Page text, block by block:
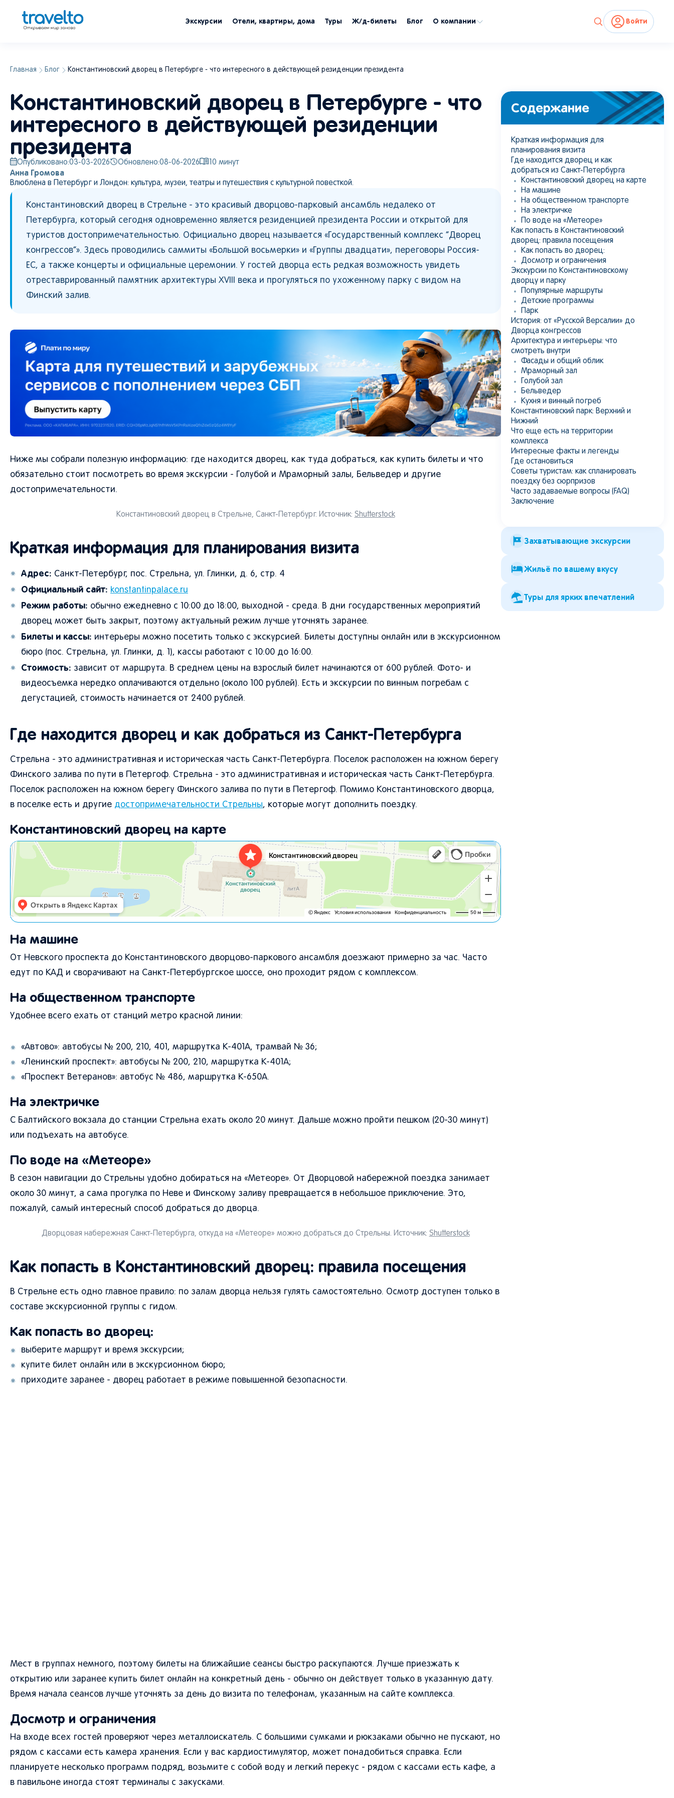
Экскурсии Отели, квартиры, дома Туры Ж/д-билеты Блог О компании Войти
Главная Блог Константиновский дворец в Петербурге - что интересного в действующей резиденции президента
Константиновский дворец в Петербурге - что
интересного в действующей резиденции
президента
Опубликовано:03-03-2026 Обновлено:08-06-2026 10 минут
Анна Громова
Влюблена в Петербург и Лондон: культура, музеи, театры и путешествия с культурной повесткой.
Константиновский дворец в Стрельне - это красивый дворцово-парковый ансамбль недалеко от
Петербурга, который сегодня одновременно является резиденцией президента России и открытой для
туристов достопримечательностью. Официально дворец называется «Государственный комплекс “Дворец
конгрессов”». Здесь проводились саммиты «Большой восьмерки» и «Группы двадцати», переговоры Россия-
ЕС, а также концерты и официальные церемонии. У гостей дворца есть редкая возможность увидеть
отреставрированный памятник архитектуры XVIII века и прогуляться по ухоженному парку с видом на
Финский залив.
Ниже мы собрали полезную информацию: где находится дворец, как туда добраться, как купить билеты и что
обязательно стоит посмотреть во время экскурсии - Голубой и Мраморный залы, Бельведер и другие
достопримечательности.
Константиновский дворец в Стрельне, Санкт-Петербург. Источник: Shutterstock
Краткая информация для планирования визита
Адрес: Санкт-Петербург, пос. Стрельна, ул. Глинки, д. 6, стр. 4
Официальный сайт: konstantinpalace.ru
Режим работы: обычно ежедневно с 10:00 до 18:00, выходной - среда. В дни государственных мероприятий
дворец может быть закрыт, поэтому актуальный режим лучше уточнять заранее.
Билеты и кассы: интерьеры можно посетить только с экскурсией. Билеты доступны онлайн или в экскурсионном
бюро (пос. Стрельна, ул. Глинки, д. 1), кассы работают с 10:00 до 16:00.
Стоимость: зависит от маршрута. В среднем цены на взрослый билет начинаются от 600 рублей. Фото- и
видеосъемка нередко оплачиваются отдельно (около 100 рублей). Есть и экскурсии по винным погребам с
дегустацией, стоимость начинается от 2400 рублей.
Где находится дворец и как добраться из Санкт-Петербурга
Стрельна - это административная и историческая часть Санкт-Петербурга. Поселок расположен на южном берегу
Финского залива по пути в Петергоф. Стрельна - это административная и историческая часть Санкт-Петербурга.
Поселок расположен на южном берегу Финского залива по пути в Петергоф. Помимо Константиновского дворца,
в поселке есть и другие достопримечательности Стрельны, которые могут дополнить поездку.
Константиновский дворец на карте
На машине
От Невского проспекта до Константиновского дворцово-паркового ансамбля доезжают примерно за час. Часто
едут по КАД и сворачивают на Санкт-Петербургское шоссе, оно проходит рядом с комплексом.
На общественном транспорте
Удобнее всего ехать от станций метро красной линии:
«Автово»: автобусы № 200, 210, 401, маршрутка К-401А, трамвай № 36;
«Ленинский проспект»: автобусы № 200, 210, маршрутка К-401А;
«Проспект Ветеранов»: автобус № 486, маршрутка К-650А.
На электричке
С Балтийского вокзала до станции Стрельна ехать около 20 минут. Дальше можно пройти пешком (20-30 минут)
или подъехать на автобусе.
По воде на «Метеоре»
В сезон навигации до Стрельны удобно добираться на «Метеоре». От Дворцовой набережной поездка занимает
около 30 минут, а сама прогулка по Неве и Финскому заливу превращается в небольшое приключение. Это,
пожалуй, самый интересный способ добраться до дворца.
Дворцовая набережная Санкт-Петербурга, откуда на «Метеоре» можно добраться до Стрельны. Источник: Shutterstock
Как попасть в Константиновский дворец: правила посещения
В Стрельне есть одно главное правило: по залам дворца нельзя гулять самостоятельно. Осмотр доступен только в
составе экскурсионной группы с гидом.
Как попасть во дворец:
выберите маршрут и время экскурсии;
купите билет онлайн или в экскурсионном бюро;
приходите заранее - дворец работает в режиме повышенной безопасности.
Мест в группах немного, поэтому билеты на ближайшие сеансы быстро раскупаются. Лучше приезжать к
открытию или заранее купить билет онлайн на конкретный день - обычно он действует только в указанную дату.
Время начала сеансов лучше уточнять за день до визита по телефонам, указанным на сайте комплекса.
Досмотр и ограничения
На входе всех гостей проверяют через металлоискатель. С большими сумками и рюкзаками обычно не пускают, но
рядом с кассами есть камера хранения. Если у вас кардиостимулятор, может понадобиться справка. Если
планируете несколько программ подряд, возьмите с собой воду и легкий перекус - рядом с кассами есть кафе, а
в павильоне иногда стоят терминалы с закусками.
Содержание
Краткая информация для
планирования визита
Где находится дворец и как
добраться из Санкт-Петербурга
Константиновский дворец на карте
На машине
На общественном транспорте
На электричке
По воде на «Метеоре»
Как попасть в Константиновский
дворец: правила посещения
Как попасть во дворец:
Досмотр и ограничения
Экскурсии по Константиновскому
дворцу и парку
Популярные маршруты
Детские программы
Парк
История: от «Русской Версалии» до
Дворца конгрессов
Архитектура и интерьеры: что
смотреть внутри
Фасады и общий облик
Мраморный зал
Голубой зал
Бельведер
Кухня и винный погреб
Константиновский парк: Верхний и
Нижний
Что еще есть на территории
комплекса
Интересные факты и легенды
Где остановиться
Советы туристам: как спланировать
поездку без сюрпризов
Часто задаваемые вопросы (FAQ)
Заключение
Захватывающие экскурсии
Жильё по вашему вкусу
Туры для ярких впечатлений